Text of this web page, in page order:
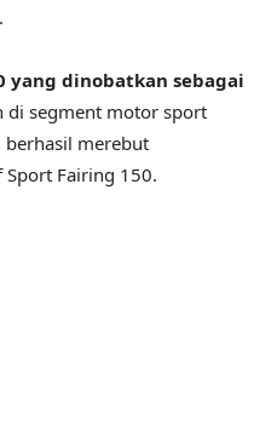
.
yang dinobatkan sebagai
di segment motor sport
berhasil merebut
Sport Fairing 150.